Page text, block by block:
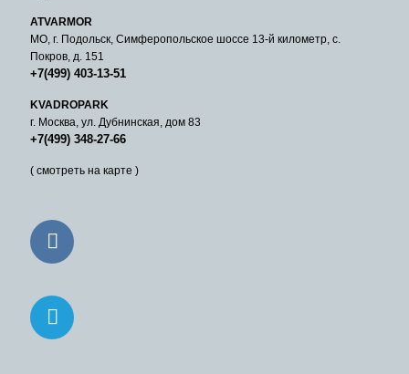
ATVARMOR
МО, г. Подольск, Симферопольское шоссе 13-й километр, с.
Покров, д. 151
+7(499) 403-13-51
KVADROPARK
г. Москва, ул. Дубнинская, дом 83
+7(499) 348-27-66
( смотреть на карте )